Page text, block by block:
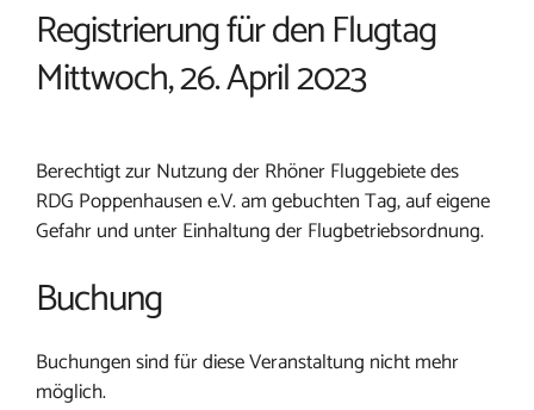
Registrierung für den Flugtag
Mittwoch, 26. April 2023
Berechtigt zur Nutzung der Rhöner Fluggebiete des
RDG Poppenhausen e.V. am gebuchten Tag, auf eigene
Gefahr und unter Einhaltung der Flugbetriebsordnung.
Buchung
Buchungen sind für diese Veranstaltung nicht mehr
möglich.